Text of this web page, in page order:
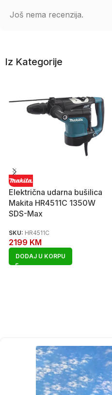
Još nema recenzija.
Iz Kategorije
Električna udarna bušilica
Makita HR4511C 1350W
SDS-Max
SKU: HR4511C
2199 KM
DODAJ U KORPU